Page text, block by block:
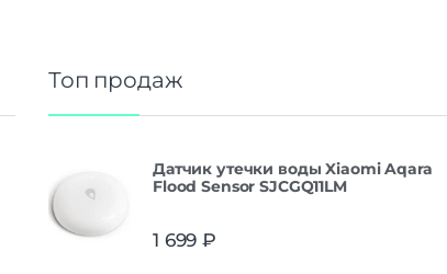
Топ продаж
Датчик утечки воды Xiaomi Aqara
Flood Sensor SJCGQ11LM
1 699 ₽